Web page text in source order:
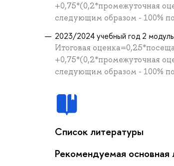
+0,75*(0,2*промежуточная
следующим образом - 100%
2023/2024 учебный год 2 модуль
Итоговая
+0,75*(0,2*промежуточная
следующим образом - 100%
Список литературы
Рекомендуемая основная